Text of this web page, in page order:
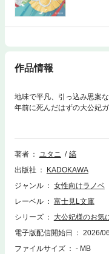
作品情報
地味で平凡、引っ込み思案
年前に死んだはずの大公妃
でない」と主張し、尊大で
にきゅんきゅんしたリリス
爵家では伝手もなく――リリ
かった行動に出ることに！
まり始め!?巻末には、シオ
ート」とその裏側のエピソ
美人な母および姉二人に比
で、自分に自信が無い。流
ガーベラ妃は、四年前に砦
れている。ランスロット・
著者 ユタニ
縞
出版社
KADOKAWA
ジャンル
女性向けラノベ
レーベル
富士見L文庫
シリーズ
大公妃様のお気
電子版配信開始日
2026/
ファイルサイズ
- MB